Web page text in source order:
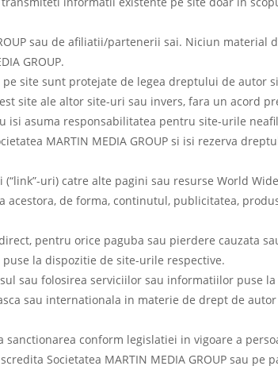
sau de afiliatii/partenerii sai. Niciun material
GROUP.
site sunt protejate de legea dreptului de autor
site ale altor site-uri sau invers, fara un acord
isi asuma responsabilitatea pentru site-urile
MARTIN MEDIA GROUP si isi rezerva
uri) catre alte pagini sau resurse World
acestora, de forma, continutul, publicitatea,
pentru orice paguba sau pierdere cauzata
la dispozitie de site-urile respective.
sau folosirea serviciilor sau informatiilor puse
sau internationala in materie de drept de
sanctionarea conform legislatiei in vigoare a
Societatea MARTIN MEDIA GROUP sau pe